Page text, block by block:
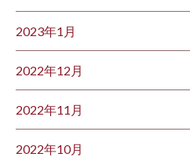
2023年1月
2022年12月
2022年11月
2022年10月